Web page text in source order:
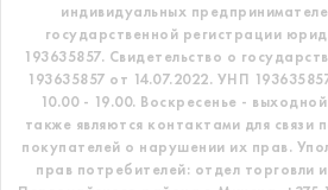
индивидуальных
государственной регистрации
193635857. Свидетельство о
193635857 от 14.07.2022. УНП
10.00 - 19.00. Воскресенье - выходной
также являются контактами для
покупателей о нарушении их прав.
прав потребителей: отдел торговли